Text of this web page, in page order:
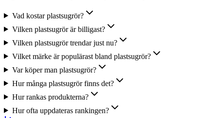
Vad kostar plastsugrör?
Vilken plastsugrör är billigast?
Vilken plastsugrör trendar just nu?
Vilket märke är populärast bland plastsugrör?
Var köper man plastsugrör?
Hur många plastsugrör finns det?
Hur rankas produkterna?
Hur ofta uppdateras rankingen?